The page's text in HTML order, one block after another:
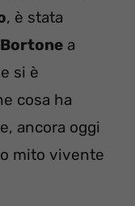
, è stata
a
si è
cosa ha
ancora oggi
mito vivente